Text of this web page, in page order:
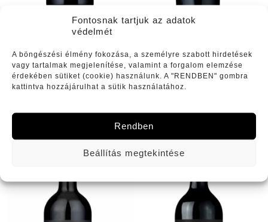
Fontosnak tartjuk az adatok
védelmét
A böngészési élmény fokozása, a személyre szabott hirdetések
vagy tartalmak megjelenítése, valamint a forgalom elemzése
érdekében sütiket (cookie) használunk. A "RENDBEN" gombra
kattintva hozzájárulhat a sütik használatához.
Rendben
Beállítás megtekintése
Szekszárdi Kadarka (2024)
2650Ft
Merlot Válogatás „Gurovica”
(2022)
12050Ft